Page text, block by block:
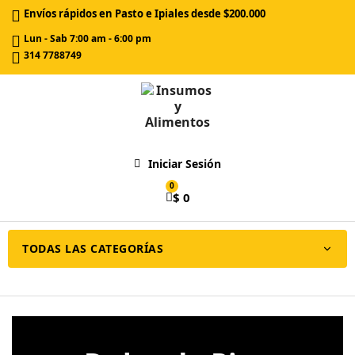
Envíos rápidos en Pasto e Ipiales desde $200.000
Lun - Sab 7:00 am - 6:00 pm
314 7788749
Iniciar Sesión
$ 0
TODAS LAS CATEGORÍAS